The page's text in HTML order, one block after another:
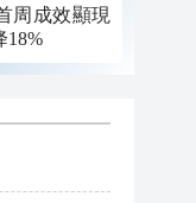
周成效顯現
18%